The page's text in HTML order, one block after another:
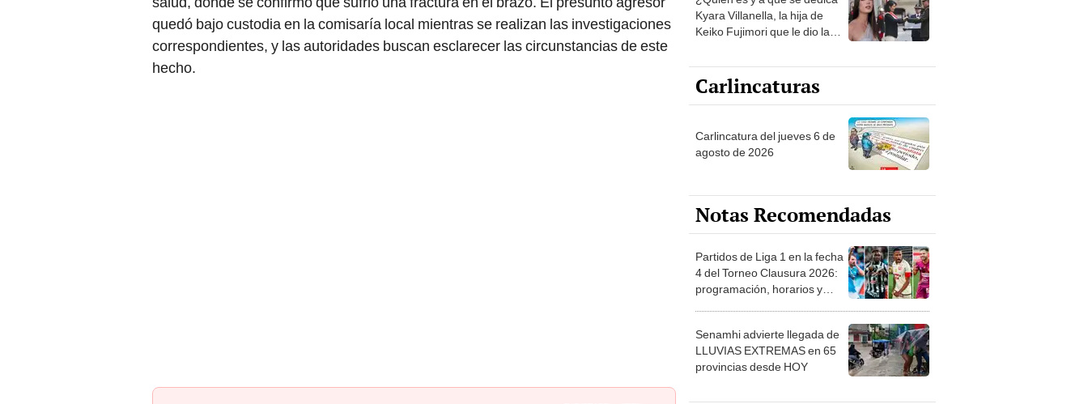
quedó bajo custodia en la comisaría local mientras se realizan las investigaciones
correspondientes, y las autoridades buscan esclarecer las circunstancias de este
hecho.
Kyara Villanella, la hija de
Keiko Fujimori que le dio la
Carlincaturas
Carlincatura del jueves 6 de
agosto de 2026
Notas Recomendadas
Partidos de Liga 1 en la fecha
4 del Torneo Clausura 2026:
programación, horarios y
Senamhi advierte llegada de
LLUVIAS EXTREMAS en 65
provincias desde HOY